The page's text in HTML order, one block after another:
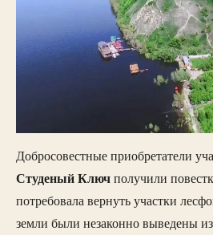
Добросовестные приобретатели
Студеный Ключполучили
потребовала вернуть участки
земли были незаконно выведены